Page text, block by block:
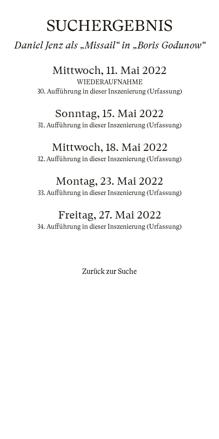
SUCHERGEBNIS
Daniel Jenz als „Missail“ in „Boris Godunow“
Mittwoch, 11. Mai 2022
WIEDERAUFNAHME
30. Aufführung in dieser Inszenierung (Urfassung)
Sonntag, 15. Mai 2022
31. Aufführung in dieser Inszenierung (Urfassung)
Mittwoch, 18. Mai 2022
32. Aufführung in dieser Inszenierung (Urfassung)
Montag, 23. Mai 2022
33. Aufführung in dieser Inszenierung (Urfassung)
Freitag, 27. Mai 2022
34. Aufführung in dieser Inszenierung (Urfassung)
Zurück zur Suche